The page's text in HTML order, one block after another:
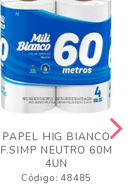
PAPEL HIG BIANCO
F.SIMP NEUTRO 60M
4UN
Código: 48485